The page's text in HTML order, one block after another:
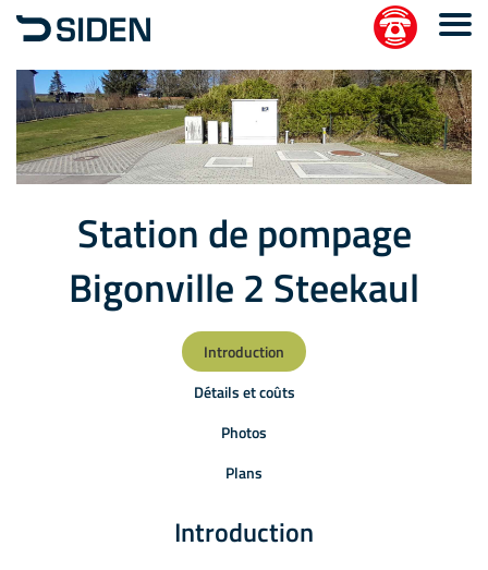
Station de pompage
Bigonville 2 Steekaul
Introduction
Détails et coûts
Photos
Plans
Introduction